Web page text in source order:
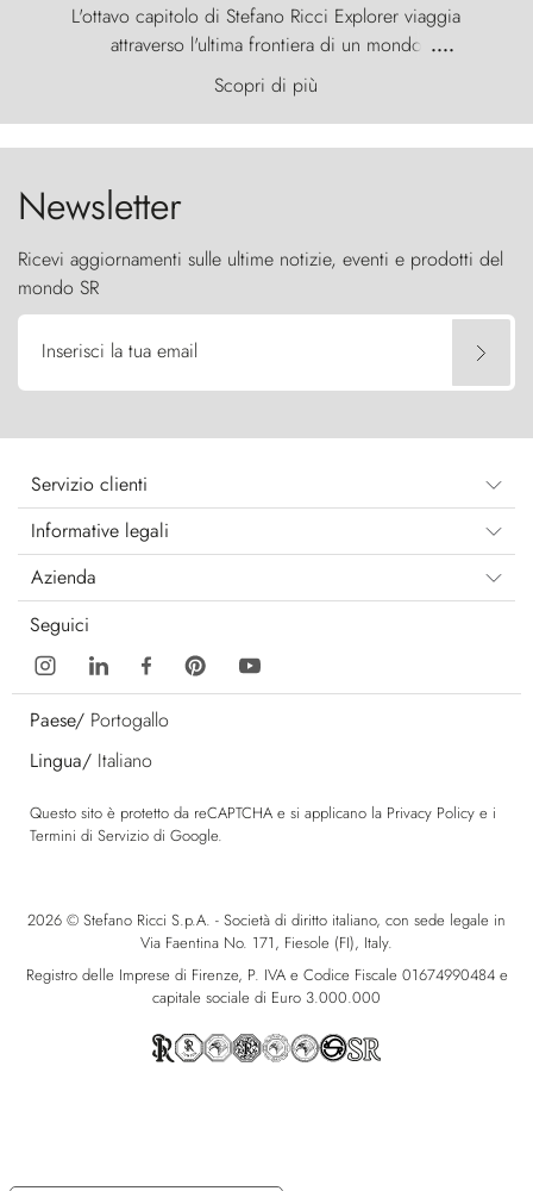
L'ottavo capitolo di Stefano Ricci Explorer viaggia
attraverso l'ultima frontiera di un mondo
primordiale, dove il vento scolpisce la natura con
furia ancestrale e le Torres del Paine sfidano il
cielo come sentinelle di pietra.
....
Scopri di più
Newsletter
Ricevi aggiornamenti sulle ultime notizie, eventi e prodotti del
mondo SR
Inserisci la tua email
Servizio clienti
Informative legali
Azienda
Seguici
Paese/ Portogallo
Lingua/ Italiano
Questo sito è protetto da reCAPTCHA e si applicano la Privacy Policy e i
Termini di Servizio di Google.
2026 © Stefano Ricci S.p.A. - Società di diritto italiano, con sede legale in
Via Faentina No. 171, Fiesole (FI), Italy.
Registro delle Imprese di Firenze, P. IVA e Codice Fiscale 01674990484 e
capitale sociale di Euro 3.000.000